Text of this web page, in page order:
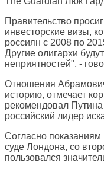
Правительство
инвесторские визы,
россиян с 2008 по
Другие олигархи
неприятностей", -
Отношения
историю, отмечает
рекомендовал
российский лидер
Согласно
суде Лондона, со
пользовался